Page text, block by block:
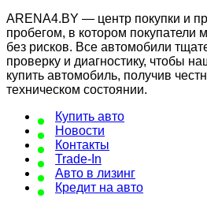
ARENA4.BY — центр покупки и
пробегом, в котором покупатели
без рисков. Все автомобили
проверку и диагностику, чтобы
купить автомобиль, получив
техническом состоянии.
Купить авто
Новости
Контакты
Trade-In
Авто в лизинг
Кредит на авто